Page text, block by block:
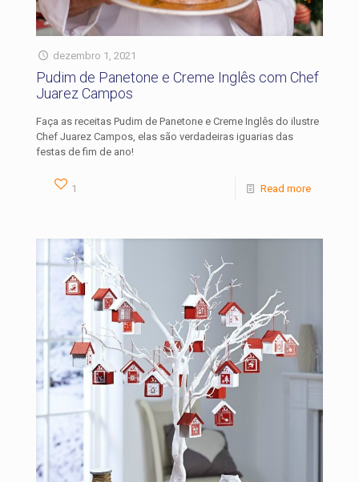
dezembro 1, 2021
Pudim de Panetone e Creme Inglês com Chef
Juarez Campos
Faça as receitas Pudim de Panetone e Creme Inglês do ilustre
Chef Juarez Campos, elas são verdadeiras iguarias das
festas de fim de ano!
1 Read more